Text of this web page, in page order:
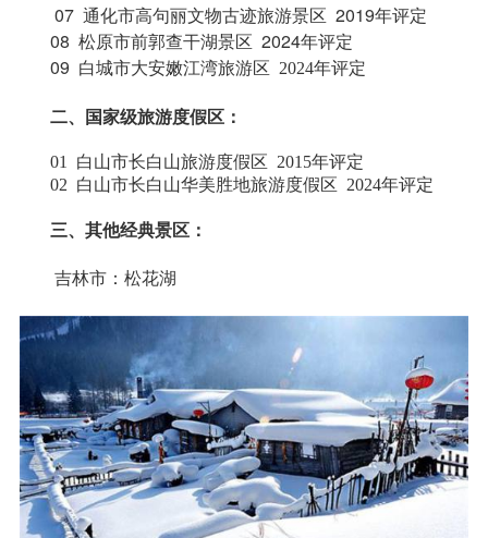
07 通化市高句丽文物古迹旅游景区 2019年评定
08 松原市前郭查干湖景区 2024年评定
09 白城市大安嫩江湾旅游区 2024年评定
二、 国家级旅游度假区：
01 白山市​长白山旅游度假区 2015年评定
02 白山市长白山华美胜地旅游度假区 2024年评定
三、其他经典景区：
吉林市：松花湖